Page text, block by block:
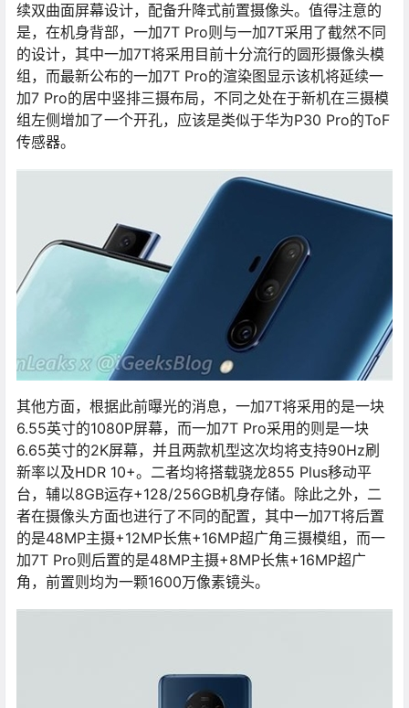
续双曲面屏幕设计，配备升降式前置摄像头。值得注意的
是，在机身背部，一加7T Pro则与一加7T采用了截然不同
的设计，其中一加7T将采用目前十分流行的圆形摄像头模
组，而最新公布的一加7T Pro的渲染图显示该机将延续一
加7 Pro的居中竖排三摄布局，不同之处在于新机在三摄模
组左侧增加了一个开孔，应该是类似于华为P30 Pro的ToF
传感器。
其他方面，根据此前曝光的消息，一加7T将采用的是一块
6.55英寸的1080P屏幕，而一加7T Pro采用的则是一块
6.65英寸的2K屏幕，并且两款机型这次均将支持90Hz刷
新率以及HDR 10+。二者均将搭载骁龙855 Plus移动平
台，辅以8GB运存+128/256GB机身存储。除此之外，二
者在摄像头方面也进行了不同的配置，其中一加7T将后置
的是48MP主摄+12MP长焦+16MP超广角三摄模组，而一
加7T Pro则后置的是48MP主摄+8MP长焦+16MP超广
角，前置则均为一颗1600万像素镜头。